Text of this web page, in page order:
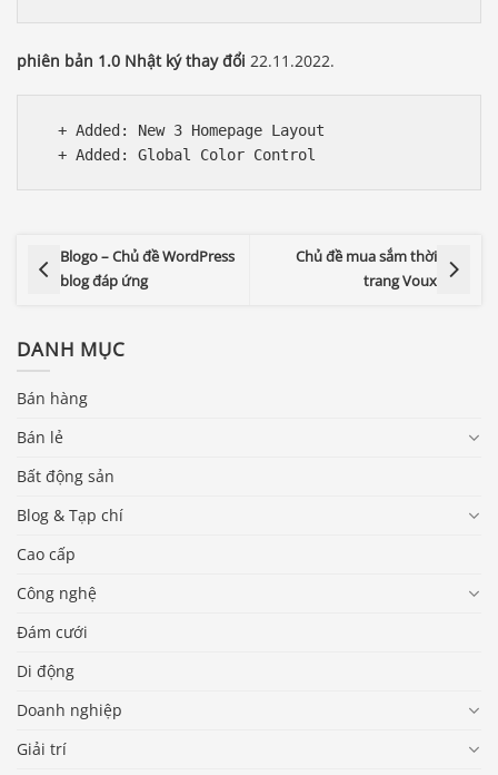
phiên bản 1.0 Nhật ký thay đổi 22.11.2022.
  + Added: New 3 Homepage Layout
Blogo – Chủ đề WordPress
blog đáp ứng
Chủ đề mua sắm thời
trang Voux
DANH MỤC
Bán hàng
Bán lẻ
Bất động sản
Blog & Tạp chí
Cao cấp
Công nghệ
Đám cưới
Di động
Doanh nghiệp
Giải trí